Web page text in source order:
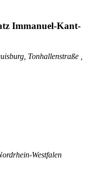
Immanuel-Kant-
Tonhallenstraße ,
Westfalen